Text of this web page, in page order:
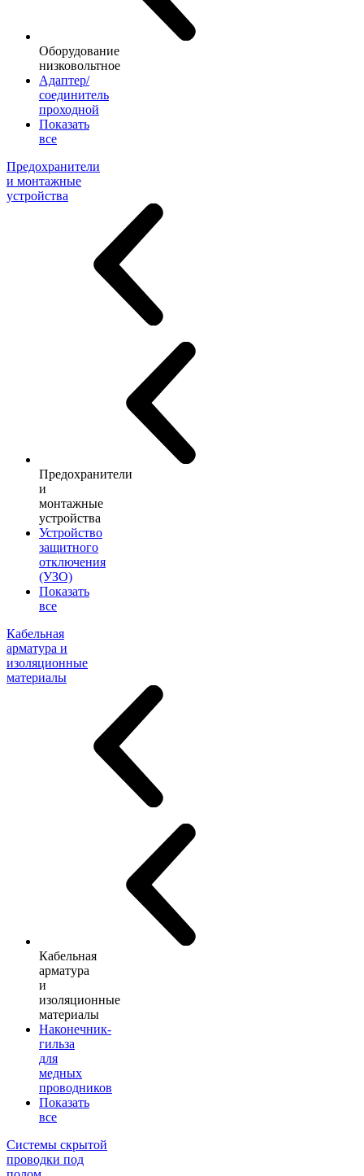
Оборудование
низковольтное
Адаптер/
соединитель
проходной
Показать
все
Предохранители
и монтажные
устройства
Предохранители
и
монтажные
устройства
Устройство
защитного
отключения
(УЗО)
Показать
все
Кабельная
арматура и
изоляционные
материалы
Кабельная
арматура
и
изоляционные
материалы
Наконечник-
гильза
для
медных
проводников
Показать
все
Системы скрытой
проводки под